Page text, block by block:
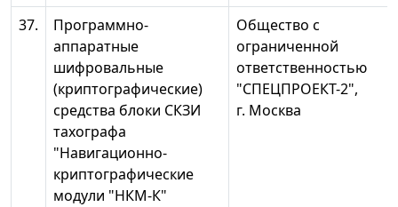
37.
Программно-
аппаратные
шифровальные
(криптографические)
средства блоки СКЗИ
тахографа
"Навигационно-
криптографические
модули "НКМ-К"
Общество с
ограниченной
ответственностью
"СПЕЦПРОЕКТ-2",
г. Москва